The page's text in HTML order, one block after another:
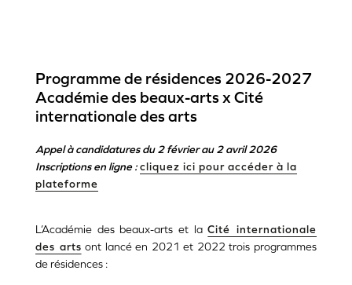
Programme de résidences 2026-2027
Académie des beaux-arts x Cité
internationale des arts
Appel à candidatures du 2 février au 2 avril 2026
Inscriptions en ligne :cliquez ici pour accéder à la
plateforme
L’Académie des beaux-arts et laCité internationale
des arts ont lancé en 2021 et 2022 trois programmes
de résidences :